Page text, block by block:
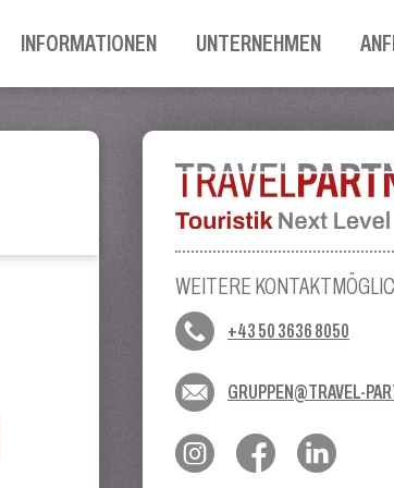
INFORMATIONEN UNTERNEHMEN
WEITERE
+43 50 3636 8050
GRUPPEN@TRAVEL-